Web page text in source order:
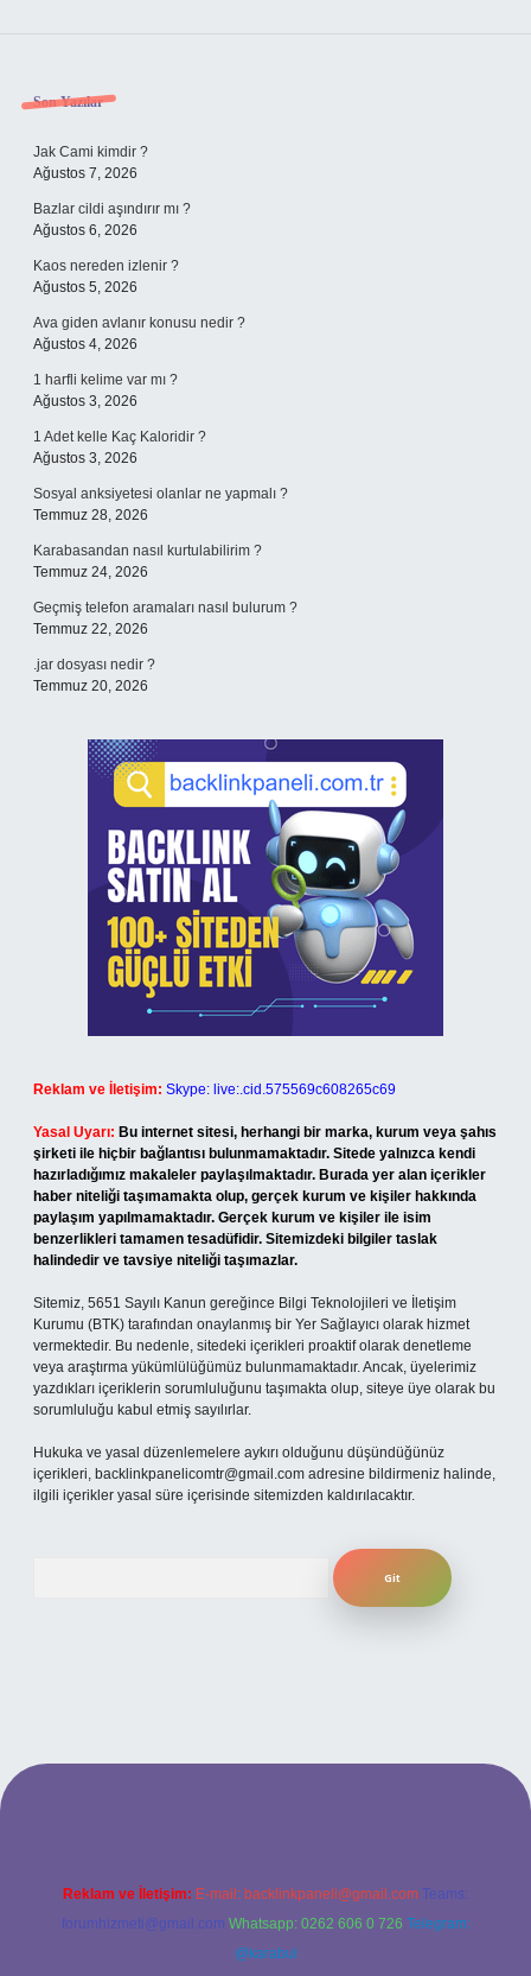
Sidebar
Son Yazılar
Jak Cami kimdir ?
Ağustos 7, 2026
Bazlar cildi aşındırır mı ?
Ağustos 6, 2026
Kaos nereden izlenir ?
Ağustos 5, 2026
Ava giden avlanır konusu nedir ?
Ağustos 4, 2026
1 harfli kelime var mı ?
Ağustos 3, 2026
1 Adet kelle Kaç Kaloridir ?
Ağustos 3, 2026
Sosyal anksiyetesi olanlar ne yapmalı ?
Temmuz 28, 2026
Karabasandan nasıl kurtulabilirim ?
Temmuz 24, 2026
Geçmiş telefon aramaları nasıl bulurum ?
Temmuz 22, 2026
.jar dosyası nedir ?
Temmuz 20, 2026
Reklam ve İletişim: Skype: live:.cid.575569c608265c69
Yasal Uyarı: Bu internet sitesi, herhangi bir marka, kurum veya şahıs
şirketi ile hiçbir bağlantısı bulunmamaktadır. Sitede yalnızca kendi
hazırladığımız makaleler paylaşılmaktadır. Burada yer alan içerikler
haber niteliği taşımamakta olup, gerçek kurum ve kişiler hakkında
paylaşım yapılmamaktadır. Gerçek kurum ve kişiler ile isim
benzerlikleri tamamen tesadüfidir. Sitemizdeki bilgiler taslak
halindedir ve tavsiye niteliği taşımazlar.
Sitemiz, 5651 Sayılı Kanun gereğince Bilgi Teknolojileri ve İletişim
Kurumu (BTK) tarafından onaylanmış bir Yer Sağlayıcı olarak hizmet
vermektedir. Bu nedenle, sitedeki içerikleri proaktif olarak denetleme
veya araştırma yükümlülüğümüz bulunmamaktadır. Ancak, üyelerimiz
yazdıkları içeriklerin sorumluluğunu taşımakta olup, siteye üye olarak bu
sorumluluğu kabul etmiş sayılırlar.
Hukuka ve yasal düzenlemelere aykırı olduğunu düşündüğünüz
içerikleri, backlinkpanelicomtr@gmail.com adresine bildirmeniz halinde,
ilgili içerikler yasal süre içerisinde sitemizden kaldırılacaktır.
Reklam ve İletişim: E-mail: backlinkpaneli@gmail.com Teams:
forumhizmeti@gmail.com Whatsapp: 0262 606 0 726 Telegram:
@karabul